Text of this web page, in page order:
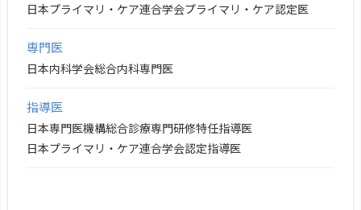
日本プライマリ・ケア連合学会プライマリ・ケア認定医
専門医
日本内科学会総合内科専門医
指導医
日本専門医機構総合診療専門研修特任指導医
日本プライマリ・ケア連合学会認定指導医